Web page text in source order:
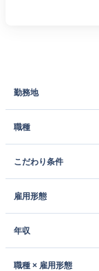
勤務地
職種
こだわり条件
雇用形態
年収
職種 × 雇用形態